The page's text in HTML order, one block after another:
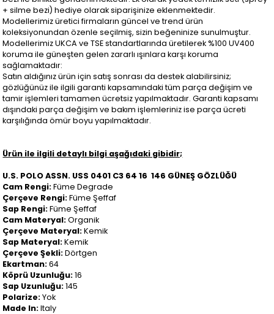
+ silme bezi) hediye olarak siparişinize eklenmektedir.
Modellerimiz üretici firmaların güncel ve trend ürün
koleksiyonundan özenle seçilmiş, sizin beğeninize sunulmuştur.
Modellerimiz UKCA ve TSE standartlarında üretilerek %100 UV400
koruma ile güneşten gelen zararlı ışınlara karşı koruma
sağlamaktadır:
Satın aldığınız ürün için satış sonrası da destek alabilirsiniz;
gözlüğünüz ile ilgili garanti kapsamındaki tüm parça değişim ve
tamir işlemleri tamamen ücretsiz yapılmaktadır. Garanti kapsamı
dışındaki parça değişim ve bakım işlemleriniz ise parça ücreti
karşılığında ömür boyu yapılmaktadır.
Ürün ile ilgili detaylı bilgi aşağıdaki gibidir;
U.S. POLO ASSN. USS 0401 C3 64 16 146 GÜNEŞ GÖZLÜĞÜ
Cam Rengi:Füme Degrade
Çerçeve Rengi:Füme Şeffaf
Sap Rengi:Füme Şeffaf
Cam Materyal:Organik
Çerçeve Materyal:Kemik
Sap Materyal:Kemik
Çerçeve Şekli:Dörtgen
Ekartman:64
Köprü Uzunluğu:16
Sap Uzunluğu:145
Polarize:Yok
Made In:Italy